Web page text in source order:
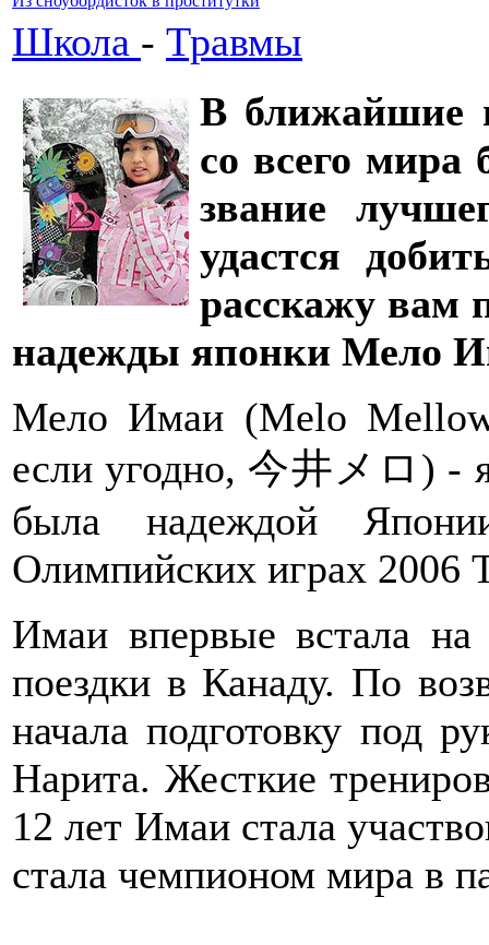
Школа - Травмы
В ближайшие
со всего мира
звание
удастся
расскажу вам
надежды японки Мело
Мело Имаи (Melo
если угодно, 今井メロ) -
была надеждой
Олимпийских играх 2006
Имаи впервые встала
поездки в Канаду. По
начала подготовку под
Нарита. Жесткие
12 лет Имаи стала
стала чемпионом мира в